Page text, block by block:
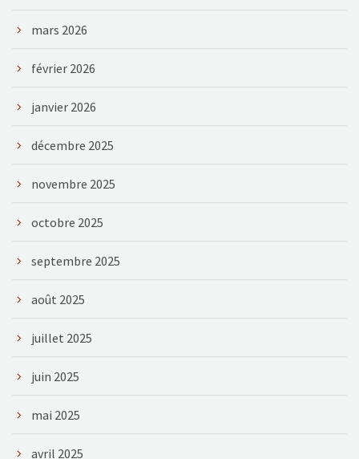
mars 2026
février 2026
janvier 2026
décembre 2025
novembre 2025
octobre 2025
septembre 2025
août 2025
juillet 2025
juin 2025
mai 2025
avril 2025